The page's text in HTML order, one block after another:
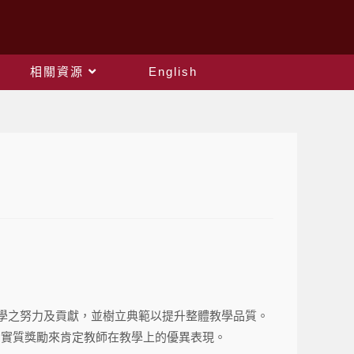
相關資源 English
努力及貢獻，並樹立典範以提升整體教學品質。
質獎勵來肯定教師在教學上的優異表現。